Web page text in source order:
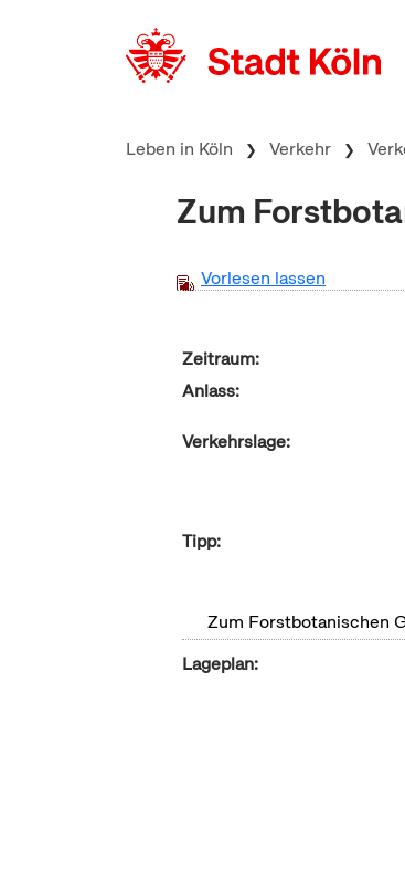
Leben in Köln Verkehr
Zum
Vorlesen lassen
Zeitraum:
Anlass:
Verkehrslage:
Tipp:
Zum Forstbotanischen
Lageplan: